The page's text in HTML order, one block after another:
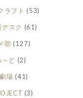
ラフト (53)
スク (61)
部 (127)
ど (2)
場 (41)
(3)